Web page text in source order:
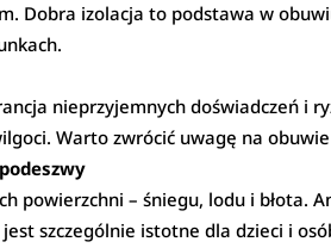
Dobra izolacja to podstawa w
nieprzyjemnych doświadczeń i
Warto zwrócić uwagę na
powierzchni – śniegu, lodu i błota.
szczególnie istotne dla dzieci i